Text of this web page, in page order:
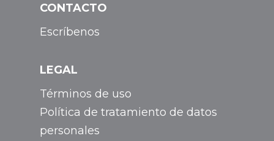
CONTACTO
Escríbenos
LEGAL
Términos de uso
Política de tratamiento de datos
personales